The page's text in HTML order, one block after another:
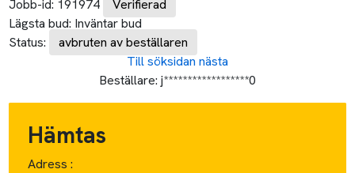
Jobb-id: 191974
Verifierad
Lägsta bud: Inväntar bud
Status:
avbruten av beställaren
Till söksidan nästa
Beställare: j******************0
Hämtas
Adress :